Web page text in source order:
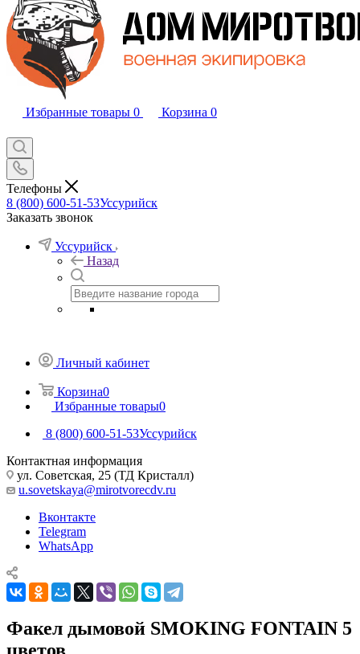
Избранные товары 0 Корзина 0
Телефоны
8 (800) 600-51-53Уссурийск
Заказать звонок
Уссурийск
Назад
Личный кабинет
Корзина0
Избранные товары0
8 (800) 600-51-53Уссурийск
Контактная информация
ул. Советская, 25 (ТД Кристалл)
u.sovetskaya@mirotvorecdv.ru
Вконтакте
Telegram
WhatsApp
Факел дымовой SMOKING FONTAIN 5